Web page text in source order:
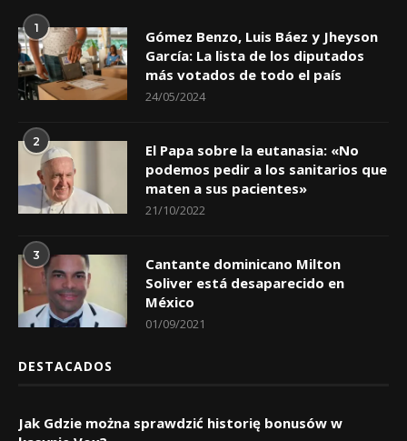
1
Gómez Benzo, Luis Báez y Jheyson
García: La lista de los diputados
más votados de todo el país
24/05/2024
2
El Papa sobre la eutanasia: «No
podemos pedir a los sanitarios que
maten a sus pacientes»
21/10/2022
3
Cantante dominicano Milton
Soliver está desaparecido en
México
01/09/2021
DESTACADOS
Jak Gdzie można sprawdzić historię bonusów w